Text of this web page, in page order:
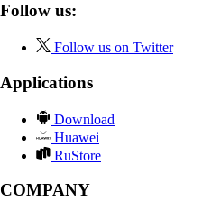
Follow us:
Follow us on Twitter
Applications
Download
Huawei
RuStore
COMPANY